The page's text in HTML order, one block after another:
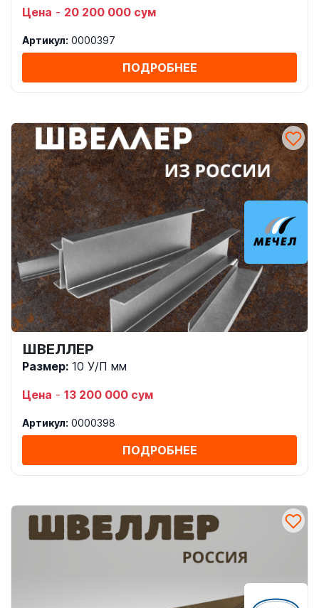
Цена - 20 200 000 сум
Артикул: 0000397
ПОДРОБНЕЕ
ШВЕЛЛЕР
Размер: 10 У/П мм
Цена - 13 200 000 сум
Артикул: 0000398
ПОДРОБНЕЕ